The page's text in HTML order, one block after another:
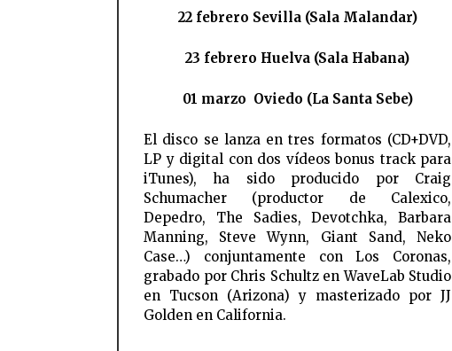
22 febrero Sevilla (Sala Malandar)
23 febrero Huelva (Sala Habana)
01 marzo Oviedo (La Santa Sebe)
El disco se lanza en tres formatos (CD+DVD,
LP y digital con dos vídeos bonus track para
iTunes), ha sido producido por Craig
Schumacher (productor de Calexico,
Depedro, The Sadies, Devotchka, Barbara
Manning, Steve Wynn, Giant Sand, Neko
Case…) conjuntamente con Los Coronas,
grabado por Chris Schultz en WaveLab Studio
en Tucson (Arizona) y masterizado por JJ
Golden en California.